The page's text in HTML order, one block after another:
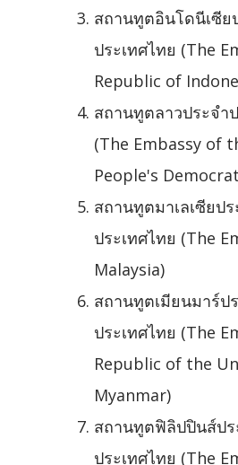
สถานทูตอินโดนีเซีย
ประเทศไทย (The
Republic of
สถานทูตลาวประจำ
(The Embassy of
People's
สถานทูตมาเลเซียปร
ประเทศไทย (The
Malaysia)
สถานทูตเมียนมาร์ป
ประเทศไทย (The
Republic of the
Myanmar)
สถานทูตฟิลิปปินส์ปร
ประเทศไทย (The